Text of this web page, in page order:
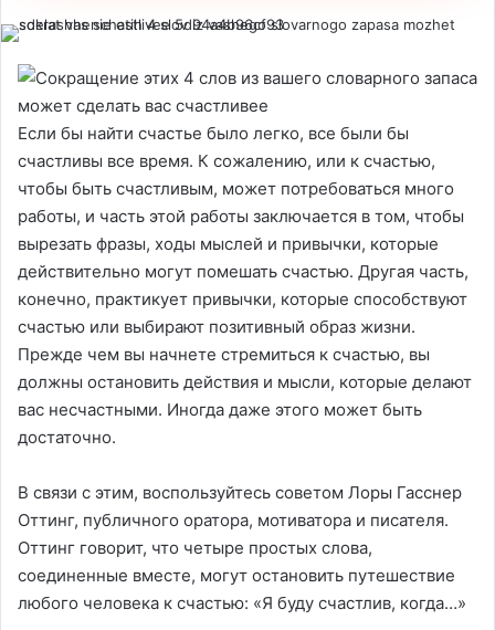
Если бы найти счастье было легко, все были бы
счастливы все время. К сожалению, или к счастью,
чтобы быть счастливым, может потребоваться много
работы, и часть этой работы заключается в том, чтобы
вырезать фразы, ходы мыслей и привычки, которые
действительно могут помешать счастью. Другая часть,
конечно, практикует привычки, которые способствуют
счастью или выбирают позитивный образ жизни.
Прежде чем вы начнете стремиться к счастью, вы
должны остановить действия и мысли, которые делают
вас несчастными. Иногда даже этого может быть
достаточно.
В связи с этим, воспользуйтесь советом Лоры Гасснер
Оттинг, публичного оратора, мотиватора и писателя.
Оттинг говорит, что четыре простых слова,
соединенные вместе, могут остановить путешествие
любого человека к счастью: «Я буду счастлив, когда…»